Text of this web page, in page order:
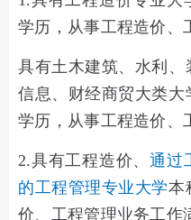
学历，从事工程造价、
具有土木建筑、水利
信息、财经商贸大类大
学历，从事工程造价、
2.具有工程造价、通过
的工程管理专业大学本
价、工程管理业务工作